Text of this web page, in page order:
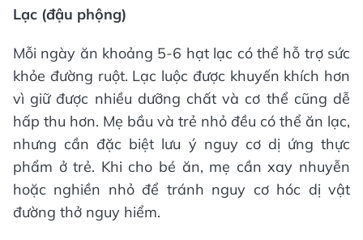
Lạc (đậu phộng)
Mỗi ngày ăn khoảng 5-6 hạt lạc có thể hỗ trợ sức
khỏe đường ruột. Lạc luộc được khuyến khích hơn
vì giữ được nhiều dưỡng chất và cơ thể cũng dễ
hấp thu hơn. Mẹ bầu và trẻ nhỏ đều có thể ăn lạc,
nhưng cần đặc biệt lưu ý nguy cơ dị ứng thực
phẩm ở trẻ. Khi cho bé ăn, mẹ cần xay nhuyễn
hoặc nghiền nhỏ để tránh nguy cơ hóc dị vật
đường thở nguy hiểm.